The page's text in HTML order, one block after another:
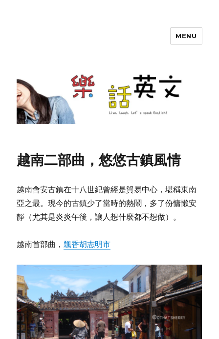
MENU
越南二部曲，悠悠古鎮風情
越南會安古鎮在十八世紀曾經是貿易中心，堪稱東南
亞之最。現今的古鎮少了當時的熱鬧，多了份慵懶安
靜（尤其是炎炎午後，讓人想什麼都不想做）。
越南首部曲，飄香胡志明市